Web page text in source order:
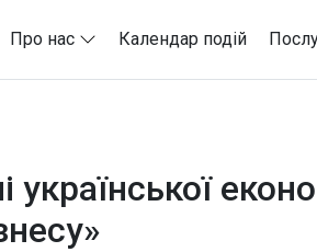
Про нас Календар подій
української